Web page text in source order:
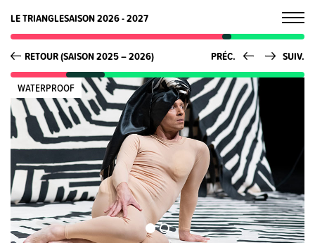
LE TRIANGLESAISON 2026 - 2027
RETOUR (SAISON 2025 – 2026) PRÉC. SUIV.
WATERPROOF